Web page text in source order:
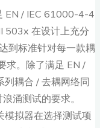
EN / IEC 61000-4-4
503x 在设计上充分
到标准针对每一款耦
求。除了满足 EN /
耦合 / 去耦网络同
涌测试的要求。
拟器在选择测试项